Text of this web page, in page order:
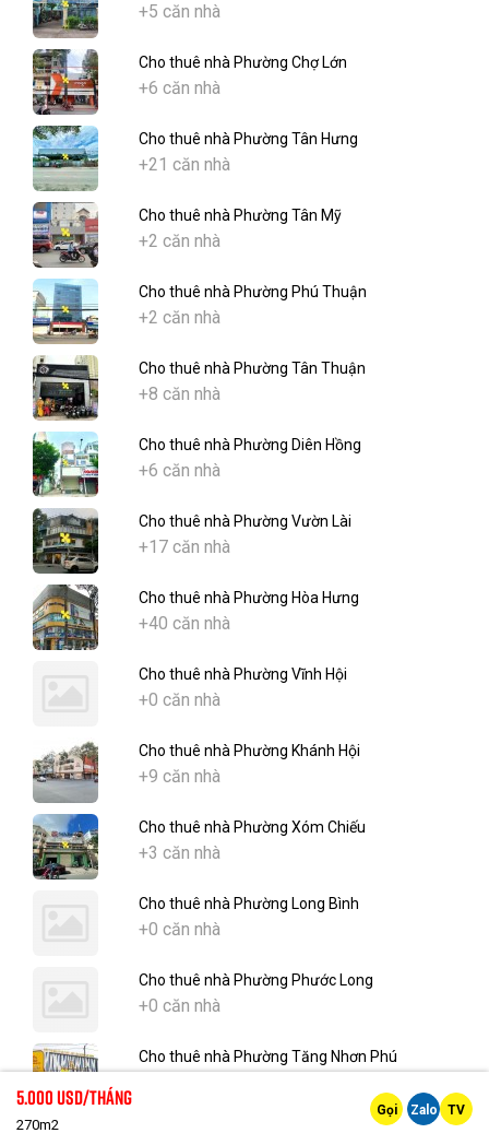
+5 căn nhà
Cho thuê nhà Phường Chợ Lớn
+6 căn nhà
Cho thuê nhà Phường Tân Hưng
+21 căn nhà
Cho thuê nhà Phường Tân Mỹ
+2 căn nhà
Cho thuê nhà Phường Phú Thuận
+2 căn nhà
Cho thuê nhà Phường Tân Thuận
+8 căn nhà
Cho thuê nhà Phường Diên Hồng
+6 căn nhà
Cho thuê nhà Phường Vườn Lài
+17 căn nhà
Cho thuê nhà Phường Hòa Hưng
+40 căn nhà
Cho thuê nhà Phường Vĩnh Hội
+0 căn nhà
Cho thuê nhà Phường Khánh Hội
+9 căn nhà
Cho thuê nhà Phường Xóm Chiếu
+3 căn nhà
Cho thuê nhà Phường Long Bình
+0 căn nhà
Cho thuê nhà Phường Phước Long
+0 căn nhà
Cho thuê nhà Phường Tăng Nhơn Phú
5.000 Usd/tháng
270m2
Gọi Zalo TV